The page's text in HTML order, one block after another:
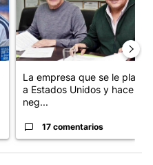
La empresa que se le plantó
a Estados Unidos y hace
neg...
17 comentarios